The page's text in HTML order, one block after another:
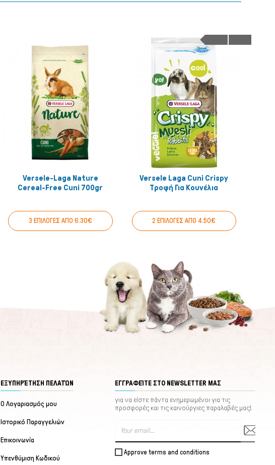
Quick View
Versele-Laga Nature
Cereal-Free Cuni 700gr
3 ΕΠΙΛΟΓΕΣ ΑΠΟ 6.30€
Quick View
Versele Laga Cuni Crispy
Τροφή Για Κουνέλια
2 ΕΠΙΛΟΓΕΣ ΑΠΟ 4.50€
ΕΞΥΠΗΡΈΤΗΣΗ ΠΕΛΑΤΏΝ
Ο Λογαριασμός μου
Ιστορικό Παραγγελιών
Επικοινωνία
Υπενθύμιση Κωδικού
ΕΓΓΡΑΦΕΊΤΕ ΣΤΟ NEWSLETTER ΜΑΣ
για να είστε πάντα ενημερωμένοι για τις
προσφορές και τις καινούργιες παραλαβές μας!
Approve terms and conditions